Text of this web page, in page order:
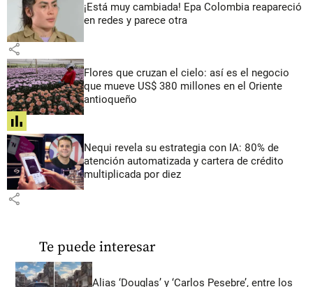
¡Está muy cambiada! Epa Colombia reapareció
en redes y parece otra
share
Flores que cruzan el cielo: así es el negocio
que mueve US$ 380 millones en el Oriente
antioqueño
share
Nequi revela su estrategia con IA: 80% de
atención automatizada y cartera de crédito
multiplicada por diez
share
Te puede interesar
Alias ‘Douglas’ y ‘Carlos Pesebre’, entre los